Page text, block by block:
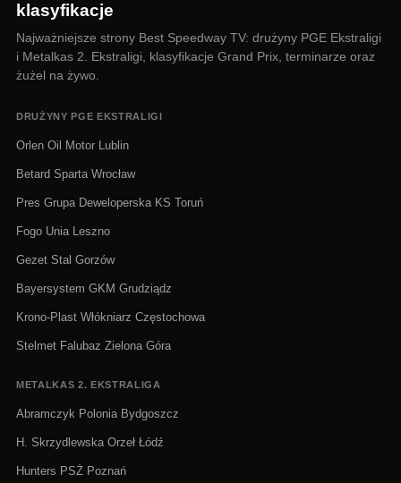
klasyfikacje
Najważniejsze strony Best Speedway TV: drużyny PGE Ekstraligi
i Metalkas 2. Ekstraligi, klasyfikacje Grand Prix, terminarze oraz
żużel na żywo.
DRUŻYNY PGE EKSTRALIGI
Orlen Oil Motor Lublin
Betard Sparta Wrocław
Pres Grupa Deweloperska KS Toruń
Fogo Unia Leszno
Gezet Stal Gorzów
Bayersystem GKM Grudziądz
Krono-Plast Włókniarz Częstochowa
Stelmet Falubaz Zielona Góra
METALKAS 2. EKSTRALIGA
Abramczyk Polonia Bydgoszcz
H. Skrzydlewska Orzeł Łódź
Hunters PSŻ Poznań